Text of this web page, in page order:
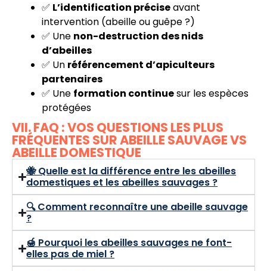
✅ L’identification préciseavant
intervention (abeille ou guêpe ?)
✅ Une non-destruction des nids
d’abeilles
✅ Un référencement d’apiculteurs
partenaires
✅ Une formation continuesur les espèces
protégées
VII. FAQ : VOS QUESTIONS LES PLUS
FRÉQUENTES SUR ABEILLE SAUVAGE VS
ABEILLE DOMESTIQUE
🐝 Quelle est la différence entre les abeilles
domestiques et les abeilles sauvages ?
🔍 Comment reconnaître une abeille sauvage
?
🍯 Pourquoi les abeilles sauvages ne font-
elles pas de miel ?